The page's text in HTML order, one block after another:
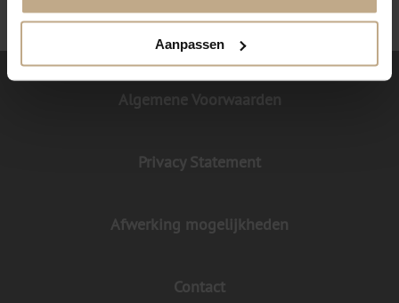
Aanpassen
Algemene Voorwaarden
Privacy Statement
Afwerking mogelijkheden
Contact